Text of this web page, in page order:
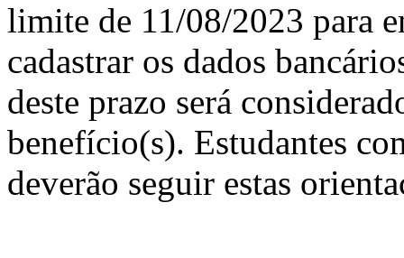
limite de 11/08/2023 para
cadastrar os dados
deste prazo será
benefício(s). Estudantes
deverão seguir estas